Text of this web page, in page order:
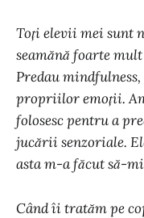
Toți elevii mei sunt
seamănă foarte mult
Predau
propriilor emoții.
folosesc pentru a
jucării senzoriale.
asta m-a făcut să-mi
Când îi tratăm pe